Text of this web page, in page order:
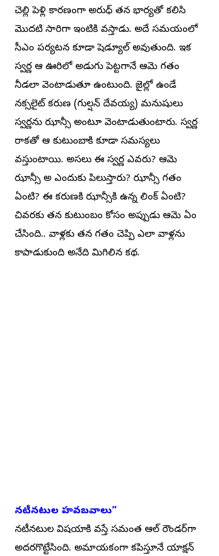
చెల్లి పెళ్లి కారణంగా అనిరుధ్ తన భార్యతో కలిసి
మొదటి సారిగా ఇంటికి వస్తాడు. అదే సమయంలో
సీఎం పర్యటన కూడా షెడ్యూల్ అవుతుంది. ఇక
స్వర్ణ ఆ ఊరిలో అడుగు పెట్టగానే ఆమె గతం
నీడలా వెంటాడుతూ ఉంటుంది. జైల్లో ఉండే
నక్సలైట్ కరుణ (గుల్షన్ దేవయ్య) మనుషులు
స్వర్ణను ఝాన్సీ అంటూ వెంటాడుతుంటారు. స్వర్ణ
రాకతో ఆ కుటుంబానికి కూడా సమస్యలు
వస్తుంటాయి. అసలు ఈ స్వర్ణ ఎవరు? ఆమెని
ఝాన్సీ అని ఎందుకు పిలుస్తారు? ఝాన్సీ గతం
ఏంటి? ఈ కరుణకి ఝాన్సీకి ఉన్న లింక్ ఏంటి?
చివరకు తన కుటుంబం కోసం అప్పుడు ఆమె ఏం
చేసింది.. వాళ్లకు తన గతం చెప్పి ఎలా వాళ్లను
కాపాడుకుంది అనేది మిగిలిన కథ.
నటీనటుల హవబవాలు”
నటీనటుల విషయానికి వస్తే సమంత ఆల్ రౌండర్‌గా
అదరగొట్టేసింది. అమాయకంగా కనిపిస్తూనే యాక్షన్